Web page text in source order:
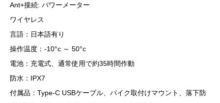
Ant+接続: パワーメーター
ワイヤレス
言語：日本語有り
操作温度：-10°c ～ 50°c
電池：充電式、通常使用で約35時間作動
防水：IPX7
付属品：Type-C USBケーブル、バイク取付けマウント、落下防